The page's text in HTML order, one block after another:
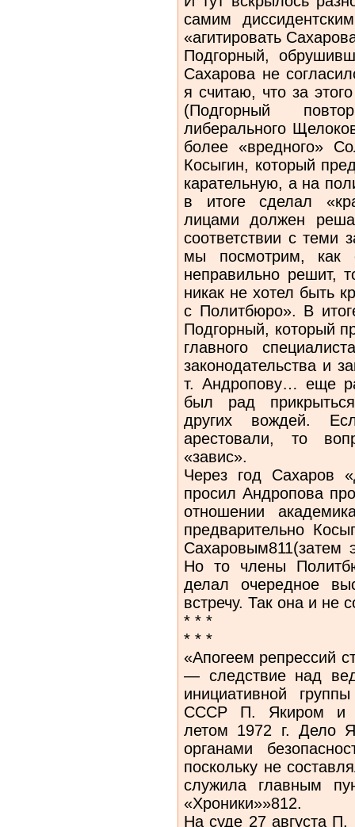
самим
«агитировать
Подгорный,
Сахарова не
я считаю, что за
(Подгорный
либерального
более «вредного»
Косыгин, который
карательную, а на
в итоге сделал
лицами должен
соответствии с теми
мы посмотрим, как
неправильно решит,
никак не хотел быть
с Политбюро». В
Подгорный, который
главного
законодательства и
т. Андропову… еще
был рад
других вождей.
арестовали, то
«завис».
Через год Сахаров
просил Андропова
отношении
предварительно
Сахаровым811(затем
Но то члены
делал очередное
встречу. Так она и не
* * *
* * *
«Апогеем репрессий
— следствие над
инициативной
СССР П. Якиром и
летом 1972 г. Дело
органами
поскольку не
служила главным
«Хроники»»812.
На суде 27 августа